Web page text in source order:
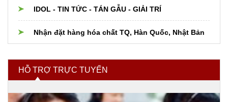
Nguyên liệu Thực phẩm, Dược phẩm, Mỹ phẩm
Hóa chất và nguyên liệu cho Phân bón
Hóa chất tẩy rửa
IDOL - TIN TỨC - TÁN GẪU - GIẢI TRÍ
Nhận đặt hàng hóa chất TQ, Hàn Quốc, Nhật Bản
HỖ TRỢ TRỰC TUYẾN